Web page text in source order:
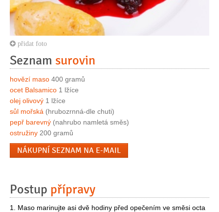
přidat foto
Seznam surovin
hovězí maso 400 gramů
ocet Balsamico 1 lžíce
olej olivový 1 lžíce
sůl mořská (hrubozrnná-dle chuti)
pepř barevný (nahrubo namletá směs)
ostružiny 200 gramů
NÁKUPNÍ SEZNAM NA E-MAIL
Postup přípravy
1. Maso marinujte asi dvě hodiny před opečením ve směsi octa